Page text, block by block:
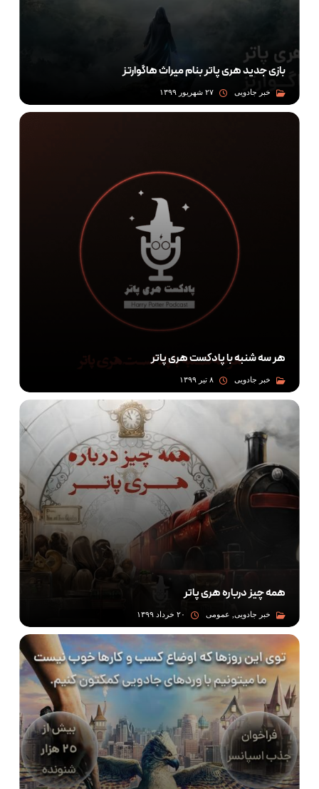
بازی جدید هری پاتر بنام میراث هاگوارتز
۲۷ شهریور ۱۳۹۹ خبر جادویی
هر سه شنبه با پادکست هری پاتر
۸ تیر ۱۳۹۹ خبر جادویی
همه چیز درباره هری پاتر
۲۰ خرداد ۱۳۹۹ خبر جادویی, عمومی